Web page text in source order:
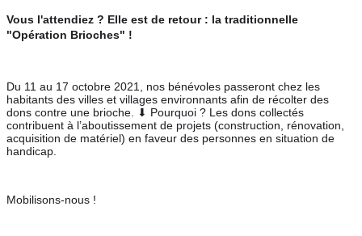
Vous l'attendiez ? Elle est de retour : la traditionnelle
"Opération Brioches" !
Du 11 au 17 octobre 2021, nos bénévoles passeront chez les
habitants des villes et villages environnants afin de récolter des
dons contre une brioche. ⬇ Pourquoi ? Les dons collectés
contribuent à l’aboutissement de projets (construction, rénovation,
acquisition de matériel) en faveur des personnes en situation de
handicap.
Mobilisons-nous !